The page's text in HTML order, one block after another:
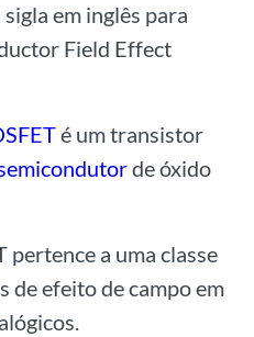
em inglês para
Field Effect
é um transistor
de óxido
pertence a uma classe
de efeito de campo em